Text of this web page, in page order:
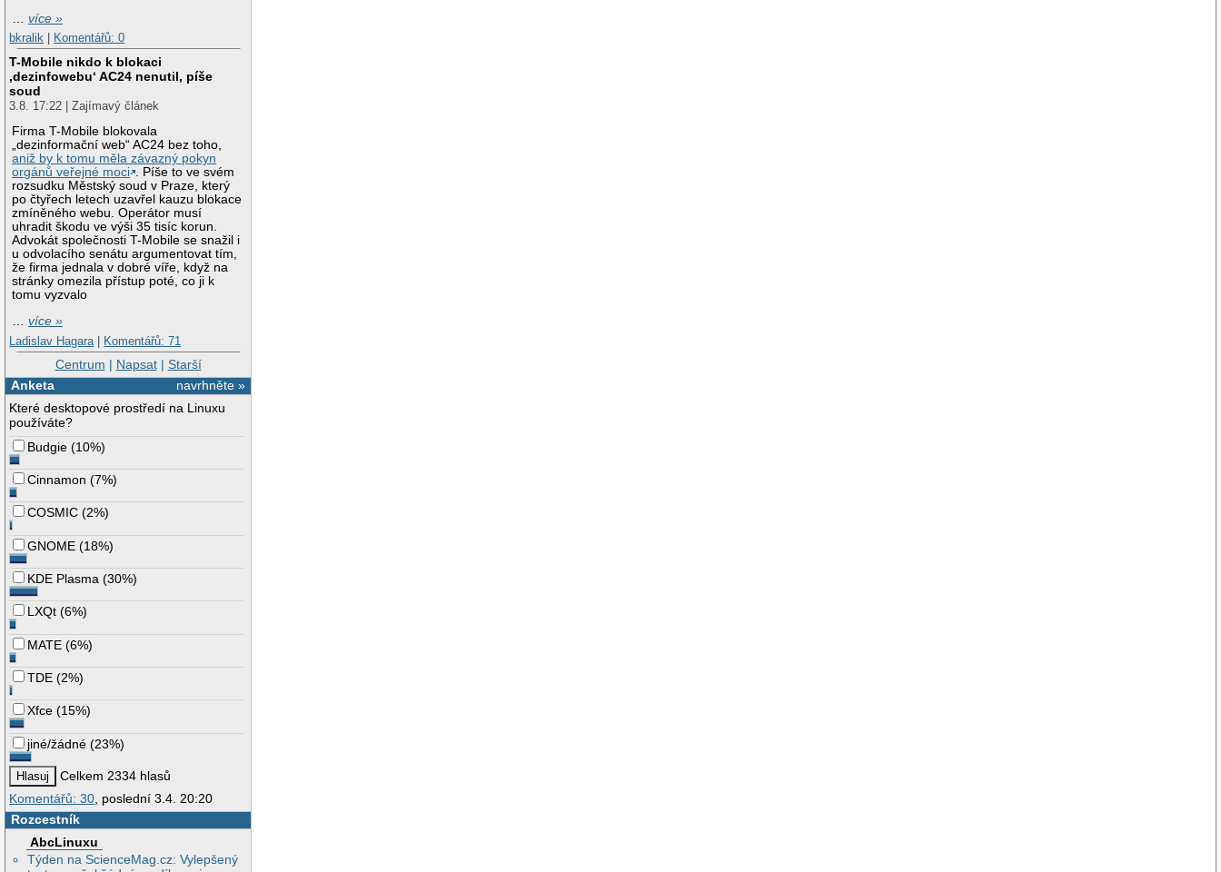
…více »
bkralik
Komentářů: 0
T-Mobile nikdo k blokaci
‚dezinfowebu‘ AC24 nenutil, píše
soud
3.8. 17:22 | Zajímavý článek
Firma T-Mobile blokovala
„dezinformační web“ AC24 bez toho,
aniž by k tomu měla závazný pokyn
orgánů veřejné moci . Píše to ve svém
rozsudku Městský soud v Praze, který
po čtyřech letech uzavřel kauzu blokace
zmíněného webu. Operátor musí
uhradit škodu ve výši 35 tisíc korun.
Advokát společnosti T-Mobile se snažil i
u odvolacího senátu argumentovat tím,
že firma jednala v dobré víře, když na
stránky omezila přístup poté, co ji k
tomu vyzvalo
…více »
Ladislav Hagara | Komentářů: 71
Centrum | Napsat| Starší
navrhněte »
Anketa
Které desktopové prostředí na Linuxu
používáte?
Budgie (10%)
Cinnamon (7%)
COSMIC (2%)
GNOME (18%)
KDE Plasma (30%)
LXQt (6%)
MATE (6%)
TDE (2%)
Xfce (15%)
jiné/žádné (23%)
Celkem 2334 hlasů
Komentářů: 30, poslední 3.4. 20:20
Rozcestník
AbcLinuxu
Týden na ScienceMag.cz: Vylepšený